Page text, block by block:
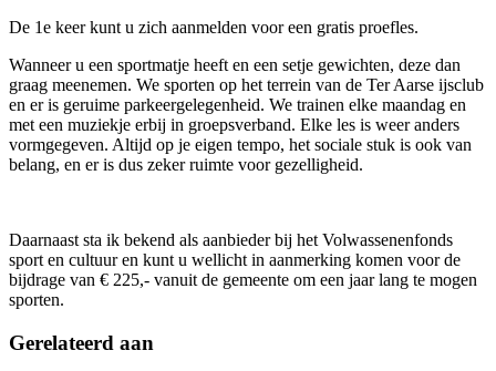
De 1e keer kunt u zich aanmelden voor een gratis proefles.
Wanneer u een sportmatje heeft en een setje gewichten, deze dan
graag meenemen. We sporten op het terrein van de Ter Aarse ijsclub
en er is geruime parkeergelegenheid. We trainen elke maandag en
met een muziekje erbij in groepsverband. Elke les is weer anders
vormgegeven. Altijd op je eigen tempo, het sociale stuk is ook van
belang, en er is dus zeker ruimte voor gezelligheid.
Daarnaast sta ik bekend als aanbieder bij het Volwassenenfonds
sport en cultuur en kunt u wellicht in aanmerking komen voor de
bijdrage van € 225,- vanuit de gemeente om een jaar lang te mogen
sporten.
Gerelateerd aan